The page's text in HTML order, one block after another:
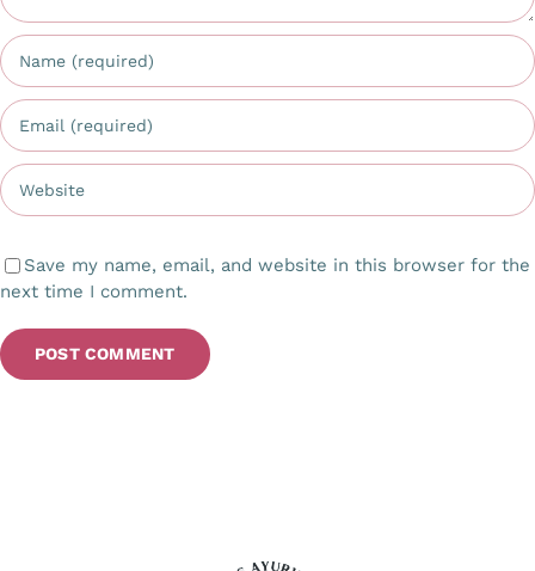
Save my name, email, and website in this browser for the
next time I comment.